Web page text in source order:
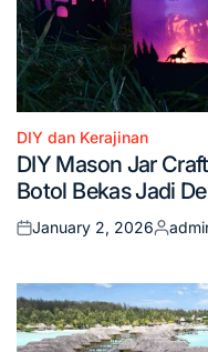
Posted
in
DIY dan Kerajinan
DIY Mason Jar
Botol Bekas Jadi
Posted
January 2, 2026
Posted